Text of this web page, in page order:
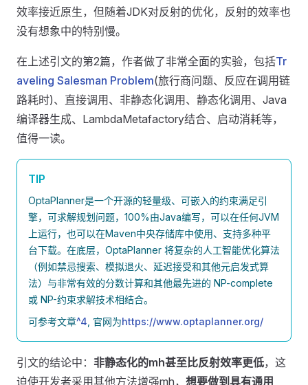
效率接近原生，但随着JDK对反射的优化，反射的效率也
没有想象中的特别慢。
在上述引文的第2篇，作者做了非常全面的实验，包括Tr
aveling Salesman Problem(旅行商问题、反应在调用链
路耗时)、直接调用、非静态化调用、静态化调用、Java
编译器生成、LambdaMetafactory结合、启动消耗等，
值得一读。
TIP
OptaPlanner是一个开源的轻量级、可嵌入的约束满足引
擎，可求解规划问题，100%由Java编写，可以在任何JVM
上运行，也可以在Maven中央存储库中使用、支持多种平
台下载。在底层，OptaPlanner 将复杂的人工智能优化算法
（例如禁忌搜索、模拟退火、延迟接受和其他元启发式算
法）与非常有效的分数计算和其他最先进的 NP-complete
或 NP-约束求解技术相结合。
可参考文章^4 , 官网为https://www.optaplanner.org/
引文的结论中： 非静态化的mh甚至比反射效率更低，这
迫使开发者采用其他方法增强mh， 想要做到具有通用